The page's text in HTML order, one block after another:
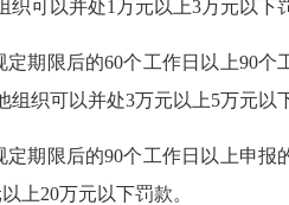
织可以并处1万元以上3万元以下
限后的60个工作日以上90个
组织可以并处3万元以上5万元以
限后的90个工作日以上申报
上20万元以下罚款。